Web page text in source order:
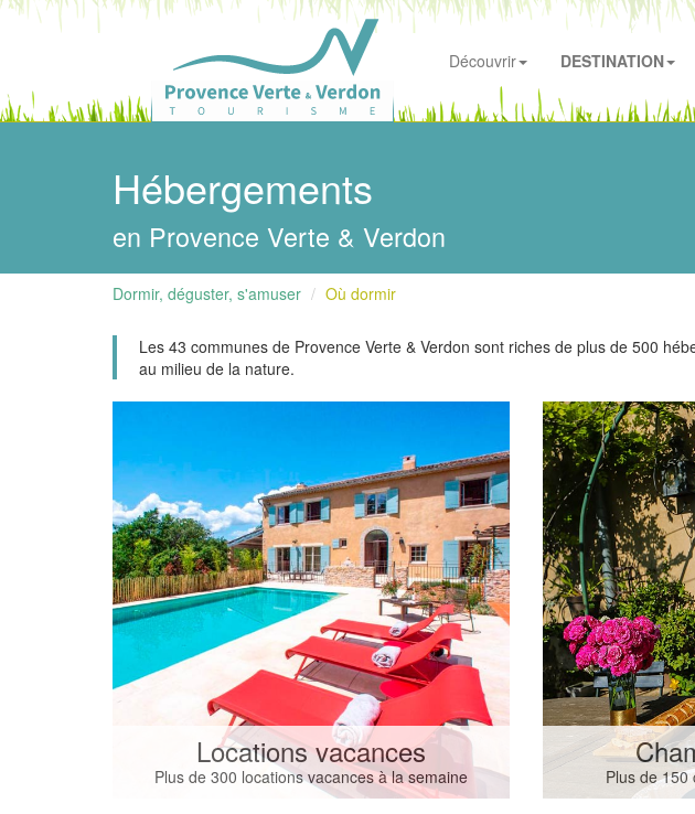
Découvrir
DESTINATION
Hébergements
en Provence Verte & Verdon
Dormir, déguster, s'amuser Où dormir
Les 43 communes de Provence Verte & Verdon sont riches de plus de 500
au milieu de la nature.
Locations vacances
Plus de 300 locations vacances à la semaine Plus de